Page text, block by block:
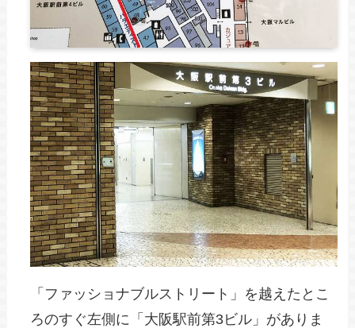
「ファッショナブルストリート」を越えたとこ
ろのすぐ左側に「大阪駅前第3ビル」がありま